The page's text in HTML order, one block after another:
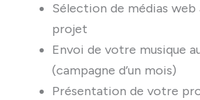
Sélection de médias
projet
Envoi de votre musique
(campagne d’un mois)
Présentation de votre